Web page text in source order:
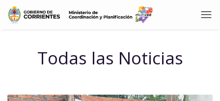
Todas las Noticias